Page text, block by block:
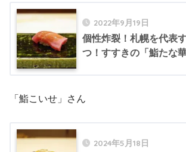
2022年9月19日
個性炸裂！札幌を代表
つ！すすきの「鮨たな華
「鮨こいせ」さん
2024年5月18日